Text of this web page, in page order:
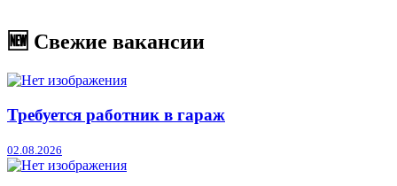
🆕 Свежие вакансии
Требуется работник в гараж
02.08.2026